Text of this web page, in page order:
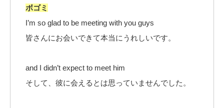
ボゴミ
I’m so glad to be meeting with you guys
皆さんにお会いできて本当にうれしいです。
and I didn’t expect to meet him
そして、彼に会えるとは思っていませんでした。